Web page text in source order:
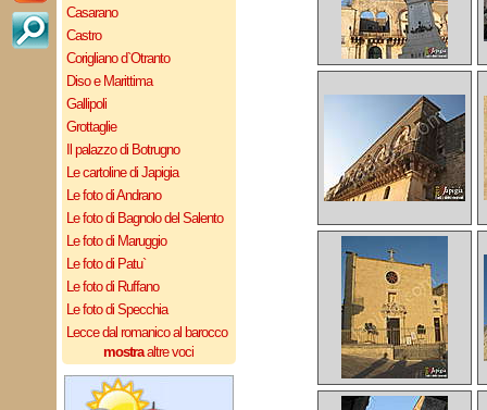
Casarano
Castro
Corigliano d`Otranto
Diso e Marittima
Gallipoli
Grottaglie
Il palazzo di Botrugno
Le cartoline di Japigia
Le foto di Andrano
Le foto di Bagnolo del Salento
Le foto di Maruggio
Le foto di Patu`
Le foto di Ruffano
Le foto di Specchia
Lecce dal romanico al barocco
mostraaltre voci